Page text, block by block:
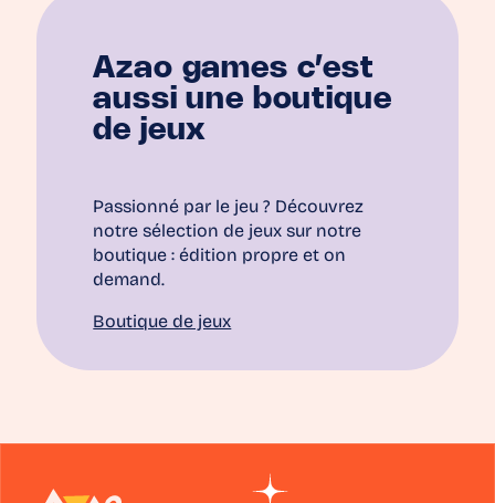
Azao games c’est
aussi une boutique
de jeux
Passionné par le jeu ? Découvrez
notre sélection de jeux sur notre
boutique : édition propre et on
demand.
Boutique de jeux